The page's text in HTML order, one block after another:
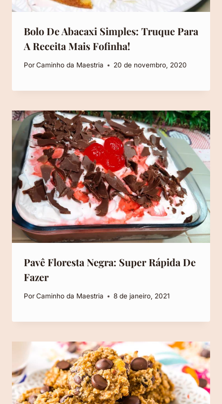
Bolo De Abacaxi Simples: Truque Para
A Receita Mais Fofinha!
PorCaminho da Maestria 20 de novembro, 2020
Pavê Floresta Negra: Super Rápida De
Fazer
PorCaminho da Maestria 8 de janeiro, 2021